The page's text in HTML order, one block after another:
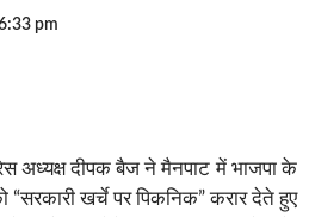
pm
अध्यक्ष दीपक बैज ने मैनपाट में भाजपा के
“सरकारी खर्चे पर पिकनिक” करार देते हुए